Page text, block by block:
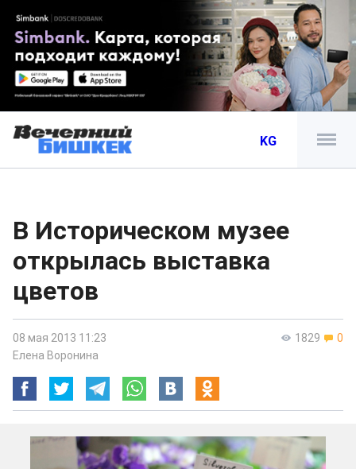
KG
В Историческом музее
открылась выставка
цветов
1829 0
08 мая 2013 11:23
Елена Воронина